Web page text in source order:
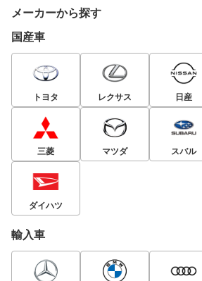
メーカーから探す
国産車
トヨタ レクサス 日産
三菱 マツダ スバル
ダイハツ
輸入車